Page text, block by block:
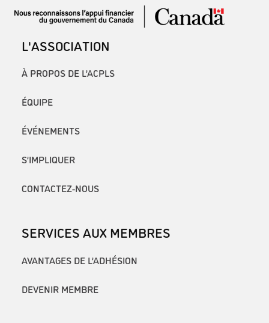
L'ASSOCIATION
À PROPOS DE L’ACPLS
ÉQUIPE
ÉVÉNEMENTS
S’IMPLIQUER
CONTACTEZ-NOUS
SERVICES AUX MEMBRES
AVANTAGES DE L’ADHÉSION
DEVENIR MEMBRE